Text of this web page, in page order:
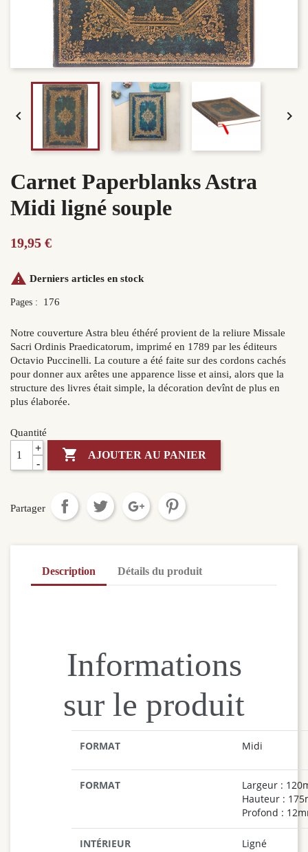
 
Carnet Paperblanks Astra
Midi ligné souple
19,95 €
 Derniers articles en stock
Pages : 176
Notre couverture Astra bleu éthéré provient de la reliure Missale
Sacri Ordinis Praedicatorum, imprimé en 1789 par les éditeurs
Octavio Puccinelli. La couture a été faite sur des cordons cachés
pour donner aux arêtes une apparence lisse et ainsi, alors que la
structure des livres était simple, la décoration devînt de plus en
plus élaborée.
Quantité
+
 AJOUTER AU PANIER
Partager
Description Détails du produit
Informations
sur le produit
FORMAT Midi
FORMAT
Largeur :
Hauteur :
Profond :
INTÉRIEUR Ligné